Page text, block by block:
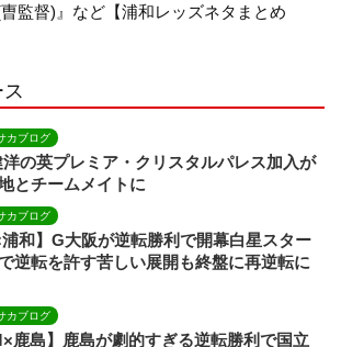
監督)』など【浦和レッズネタまとめ
カブログ
洋の英プレミア・クリスタルパレス加入が
とチームメイトに
カブログ
浦和】G大阪が逆転勝利で開幕白星スター
逆転を許す苦しい展開も終盤に再逆転に
カブログ
鹿島】鹿島が劇的すぎる逆転勝利で国立